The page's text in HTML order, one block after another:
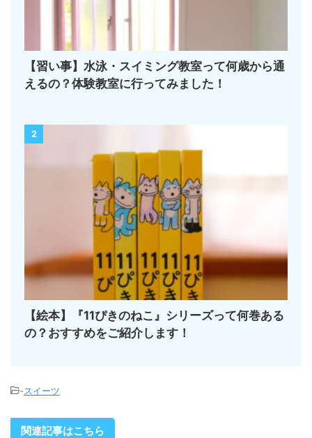
【習い事】水泳・スイミング教室って何歳から通
えるの？体験教室に行ってみました！
2
【絵本】『11ぴきのねこ』シリーズって何巻ある
の？おすすめをご紹介します！
-スイーツ
関連記事はこちら